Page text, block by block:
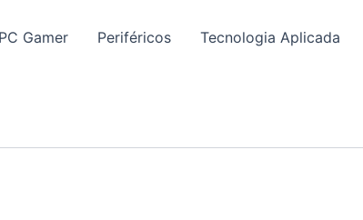
PC Gamer Periféricos Tecnologia Aplicada